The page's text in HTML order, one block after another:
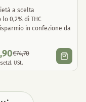
a scelta
lo 0,2% di THC
in confezione da
€74,70
USt.